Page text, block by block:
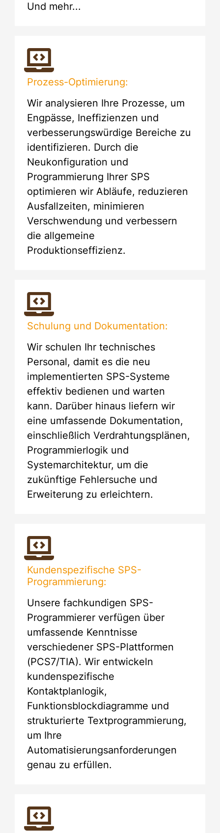
Und mehr...
Prozess-Optimierung:
Wir analysieren Ihre Prozesse, um
Engpässe, Ineffizienzen und
verbesserungswürdige Bereiche zu
identifizieren. Durch die
Neukonfiguration und
Programmierung Ihrer SPS
optimieren wir Abläufe, reduzieren
Ausfallzeiten, minimieren
Verschwendung und verbessern
die allgemeine
Produktionseffizienz.
Schulung und Dokumentation:
Wir schulen Ihr technisches
Personal, damit es die neu
implementierten SPS-Systeme
effektiv bedienen und warten
kann. Darüber hinaus liefern wir
eine umfassende Dokumentation,
einschließlich Verdrahtungsplänen,
Programmierlogik und
Systemarchitektur, um die
zukünftige Fehlersuche und
Erweiterung zu erleichtern.
Kundenspezifische SPS-
Programmierung:
Unsere fachkundigen SPS-
Programmierer verfügen über
umfassende Kenntnisse
verschiedener SPS-Plattformen
(PCS7/TIA). Wir entwickeln
kundenspezifische
Kontaktplanlogik,
Funktionsblockdiagramme und
strukturierte Textprogrammierung,
um Ihre
Automatisierungsanforderungen
genau zu erfüllen.